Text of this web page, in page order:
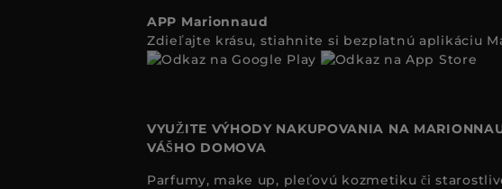
APP Marionnaud
Zdieľajte krásu, stiahnite si bezplatnú aplikáciu
VYUŽITE VÝHODY NAKUPOVANIA NA
VÁŠHO DOMOVA
Parfumy, make up, pleťovú kozmetiku či